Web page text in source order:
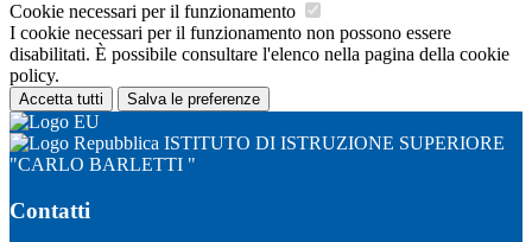
Cookie necessari per il funzionamento
I cookie necessari per il funzionamento non possono essere
disabilitati. È possibile consultare l'elenco nella pagina della cookie
policy.
Accetta tutti Salva le preferenze
ISTITUTO DI ISTRUZIONE SUPERIORE
"CARLO BARLETTI "
Contatti